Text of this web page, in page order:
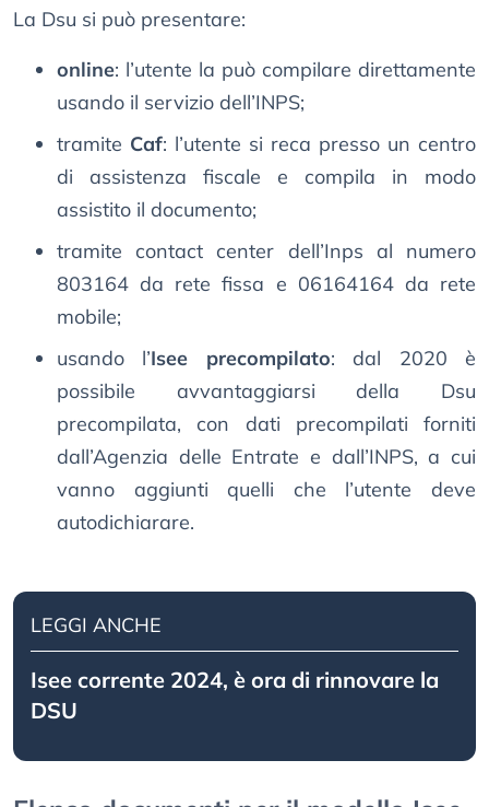
La Dsu si può presentare:
online: l’utente la può compilare direttamente
usando il servizio dell’INPS;
tramite Caf: l’utente si reca presso un centro
di assistenza fiscale e compila in modo
assistito il documento;
tramite contact center dell’Inps al numero
803164 da rete fissa e 06164164 da rete
mobile;
usando l’Isee precompilato: dal 2020 è
possibile avvantaggiarsi della Dsu
precompilata, con dati precompilati forniti
dall’Agenzia delle Entrate e dall’INPS, a cui
vanno aggiunti quelli che l’utente deve
autodichiarare.
LEGGI ANCHE
Isee corrente 2024, è ora di rinnovare la
DSU